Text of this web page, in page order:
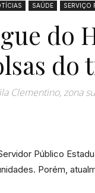
SAÚDE SERVIÇO
do
Clementino, zona
Público
Porém,